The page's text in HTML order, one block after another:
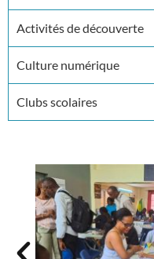
Activités de découverte
Culture numérique
Clubs scolaires